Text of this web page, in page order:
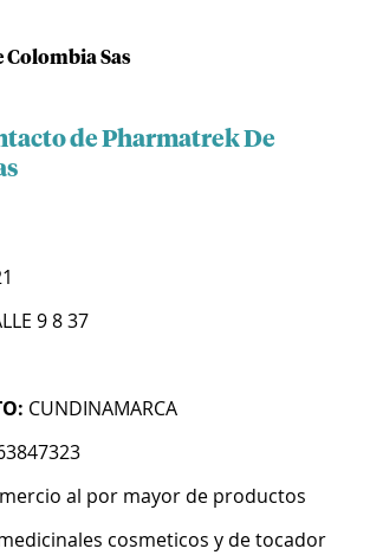
Sas
de Pharmatrek De
9 8 37
CUNDINAMARCA
al por mayor de productos
cosmeticos y de tocador